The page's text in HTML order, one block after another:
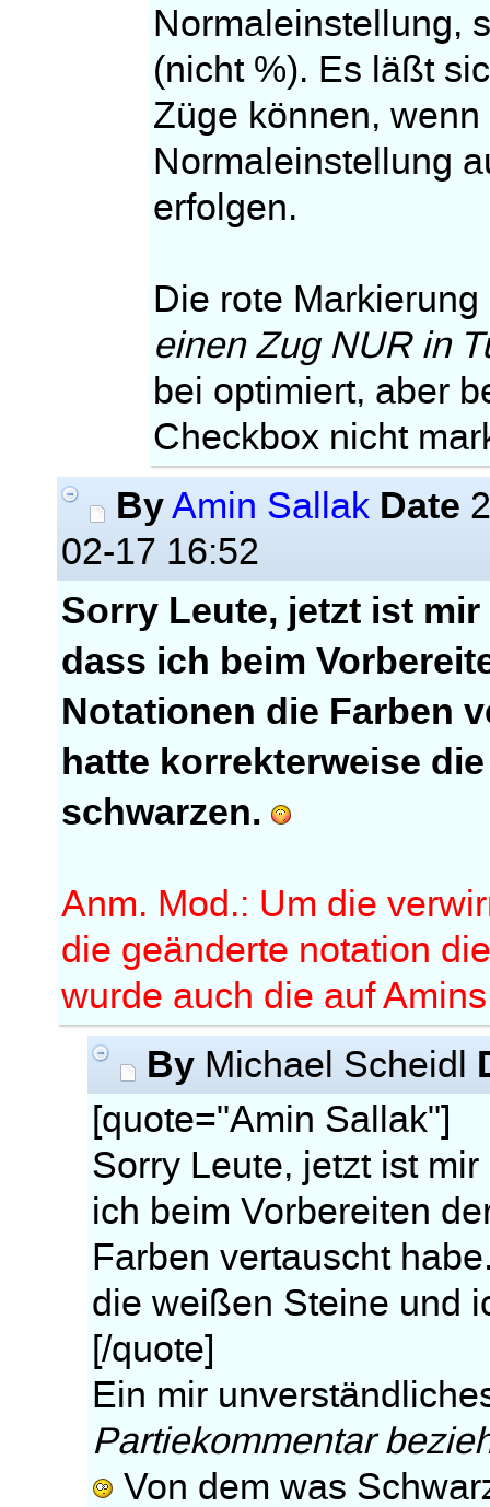
Normaleinstellung,
(nicht %). Es läßt
Züge können,
Normaleinstellung
erfolgen.
Die rote
einen Zug NUR in
bei optimiert, aber
Checkbox nicht
ByAmin Sallak Date
02-17 16:52
Sorry Leute, jetzt ist
dass ich beim
Notationen die Farben
hatte korrekterweise
schwarzen.
Anm. Mod.: Um die
die geänderte notation
wurde auch die auf
By Michael Scheidl
[quote="Amin Sallak"]
Sorry Leute, jetzt ist
ich beim Vorbereiten
Farben vertauscht
die weißen Steine und
[/quote]
Ein mir
Partiekommentar
Von dem was